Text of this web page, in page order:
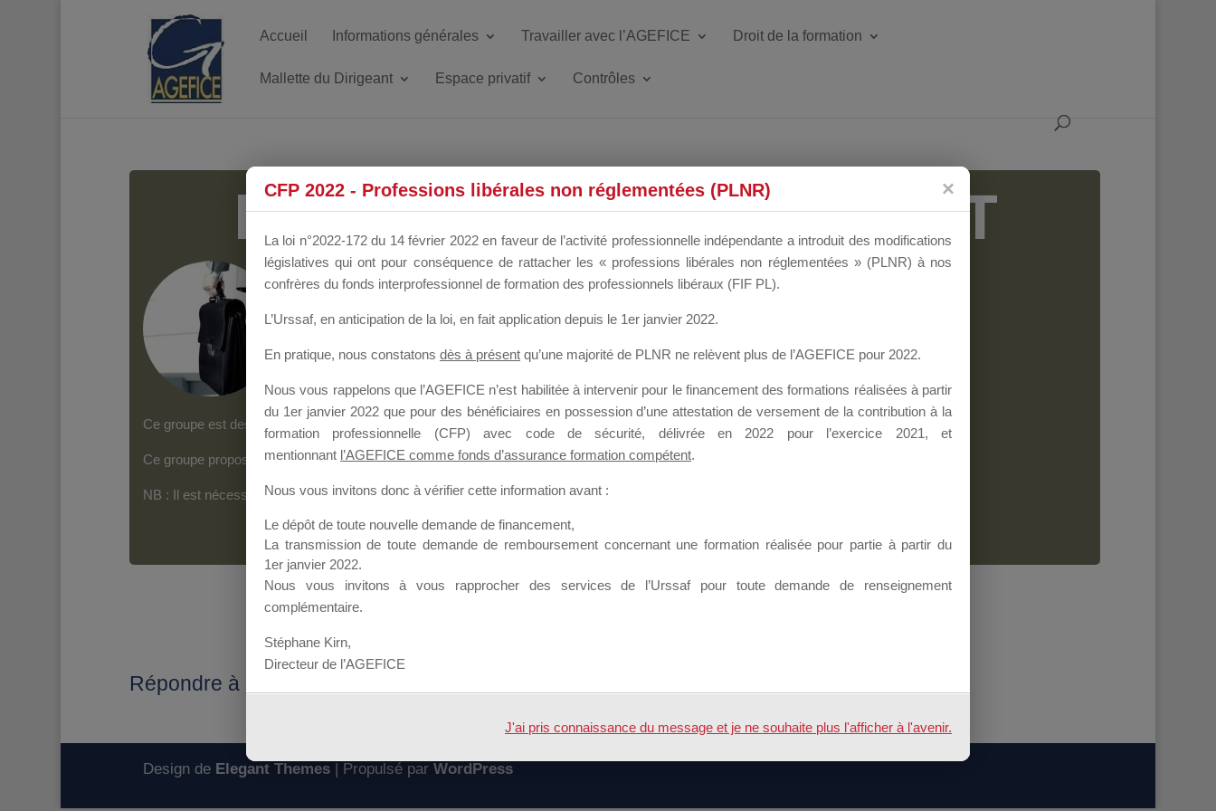
Accueil Informations générales Travailler avec l’AGEFICE Droit de la formation
Mallette du Dirigeant Espace privatif Contrôles
MALLETTE DU DIRIGEANT
Groupe Public il y a un mois
Ce groupe est destiné aux Organismes de Formation qui souhaitent répondre à l’Appel à Propositions Mallette du Dirigeant.
Ce groupe propose un forum dédié au support sur lequel il est possible de laisser un message ou poser une question.
NB : Il est nécessaire d’êtreinscrit(e)pour pouvoir rejoindre ce groupe
Répondre à : Candidature MDD 2021
Design de Elegant Themes| Propulsé par WordPress
CFP 2022 - Professions libérales non réglementées (PLNR)
La loi n°2022-172 du 14 février 2022 en faveur de l’activité professionnelle indépendante a introduit des modifications
législatives qui ont pour conséquence de rattacher les « professions libérales non réglementées » (PLNR) à nos
confrères du fonds interprofessionnel de formation des professionnels libéraux (FIF PL).
L’Urssaf, en anticipation de la loi, en fait application depuis le 1er janvier 2022.
En pratique, nous constatons dès à présent qu’une majorité de PLNR ne relèvent plus de l’AGEFICE pour 2022.
Nous vous rappelons que l’AGEFICE n’est habilitée à intervenir pour le financement des formations réalisées à partir
du 1er janvier 2022 que pour des bénéficiaires en possession d’une attestation de versement de la contribution à la
formation professionnelle (CFP) avec code de sécurité, délivrée en 2022 pour l’exercice 2021, et
mentionnant l’AGEFICE comme fonds d’assurance formation compétent.
Nous vous invitons donc à vérifier cette information avant :
Le dépôt de toute nouvelle demande de financement,
La transmission de toute demande de remboursement concernant une formation réalisée pour partie à partir du
1er janvier 2022.
Nous vous invitons à vous rapprocher des services de l’Urssaf pour toute demande de renseignement
complémentaire.
Stéphane Kirn,
Directeur de l’AGEFICE
J'ai pris connaissance du message et je ne souhaite plus l'afficher à l'avenir.